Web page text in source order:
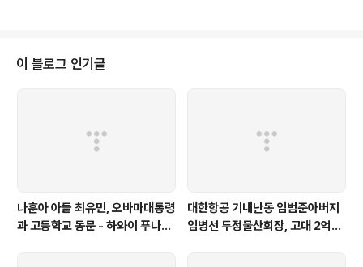
N 125°42'37.11"E 구글어스 사진 http://andocu.tis..
이 블로그 인기글
나훈아 아들 최유민, 오바마대통령
과 고등학교 동문 - 하와이 푸나호
대한항공 기내난동 임범준아버지
임병선 두정물산회장, 고대 2억기